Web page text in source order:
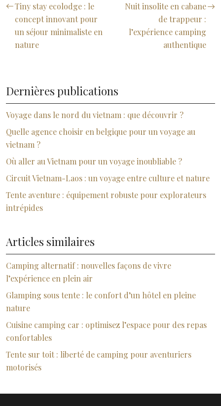
Tiny stay ecolodge : le
concept innovant pour
un séjour minimaliste en
nature
Nuit insolite en cabane
de trappeur :
l’expérience camping
authentique
Dernières publications
Voyage dans le nord du vietnam : que découvrir ?
Quelle agence choisir en belgique pour un voyage au
vietnam ?
Où aller au Vietnam pour un voyage inoubliable ?
Circuit Vietnam-Laos : un voyage entre culture et nature
Tente aventure : équipement robuste pour explorateurs
intrépides
Articles similaires
Camping alternatif : nouvelles façons de vivre
l’expérience en plein air
Glamping sous tente : le confort d’un hôtel en pleine
nature
Cuisine camping car : optimisez l’espace pour des repas
confortables
Tente sur toit : liberté de camping pour aventuriers
motorisés